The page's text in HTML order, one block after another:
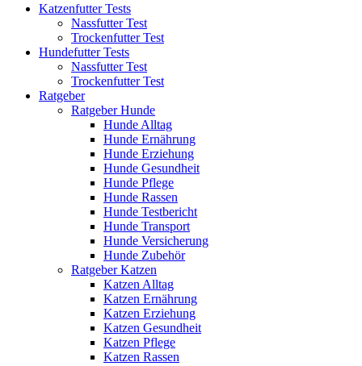
Katzenfutter Tests
Nassfutter Test
Trockenfutter Test
Hundefutter Tests
Nassfutter Test
Trockenfutter Test
Ratgeber
Ratgeber Hunde
Hunde Alltag
Hunde Ernährung
Hunde Erziehung
Hunde Gesundheit
Hunde Pflege
Hunde Rassen
Hunde Testbericht
Hunde Transport
Hunde Versicherung
Hunde Zubehör
Ratgeber Katzen
Katzen Alltag
Katzen Ernährung
Katzen Erziehung
Katzen Gesundheit
Katzen Pflege
Katzen Rassen